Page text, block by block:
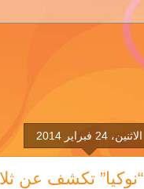
الاثنين، 24 فبراير 2014
“نوكيا” تكشف عن